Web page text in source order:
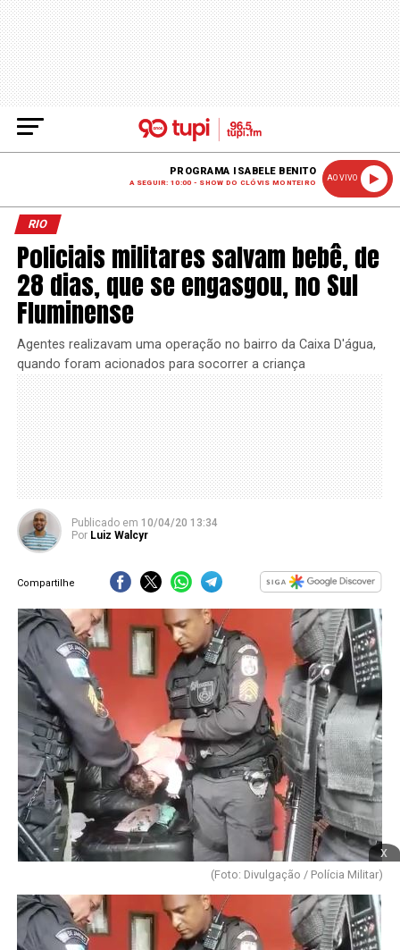
PROGRAMA ISABELE BENITO
A SEGUIR: 10:00 - SHOW DO CLÓVIS MONTEIRO
AO VIVO
RIO
Policiais militares salvam bebê, de
28 dias, que se engasgou, no Sul
Fluminense
Agentes realizavam uma operação no bairro da Caixa D'água,
quando foram acionados para socorrer a criança
Publicado em 10/04/20 13:34
Por Luiz Walcyr
Compartilhe
x
(Foto: Divulgação / Polícia Militar)